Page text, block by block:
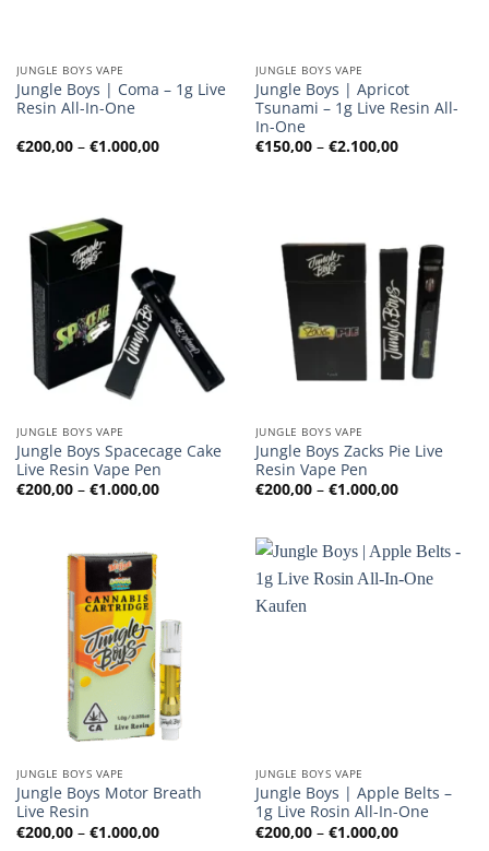
JUNGLE BOYS VAPE
Jungle Boys | Coma – 1g Live
Resin All-In-One
€200,00 – €1.000,00Preisspanne:
JUNGLE BOYS VAPE
Jungle Boys | Apricot
Tsunami – 1g Live Resin All-
In-One
€150,00 – €2.100,00
JUNGLE BOYS VAPE
Jungle Boys Spacecage Cake
Live Resin Vape Pen
€200,00 – €1.000,00Preisspanne:
€200,00
JUNGLE BOYS VAPE
Jungle Boys Zacks Pie Live
Resin Vape Pen
€200,00 – €1.000,00
€200,00
JUNGLE BOYS VAPE
Jungle Boys Motor Breath
Live Resin
€200,00 – €1.000,00Preisspanne:
€200,00
JUNGLE BOYS VAPE
Jungle Boys | Apple Belts –
1g Live Rosin All-In-One
€200,00 – €1.000,00
€200,00